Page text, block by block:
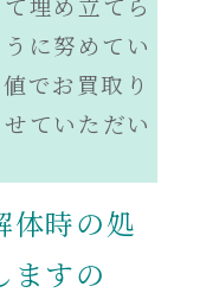
に努めてい
でお買取り
ていただい
体時の処
ますの